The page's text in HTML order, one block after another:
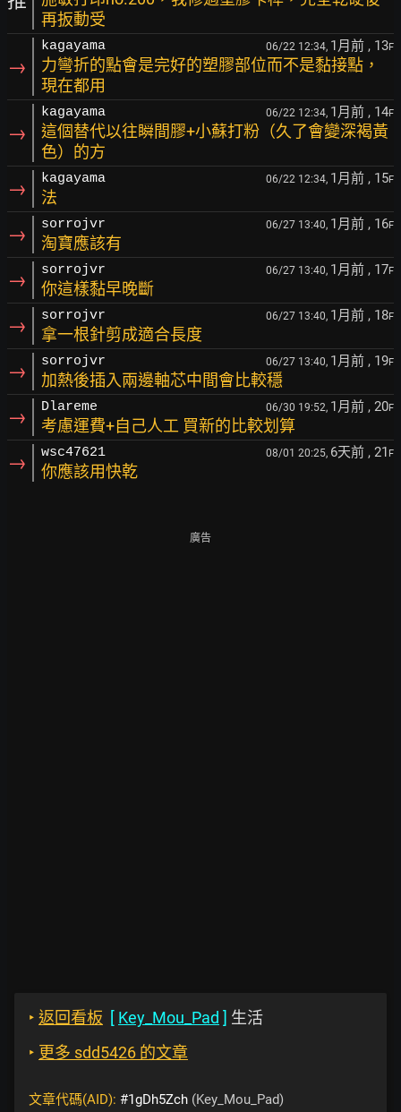
再扳動受
→
kagayama 06/22 12:34, 1月前 , 13F
力彎折的點會是完好的塑膠部位而不是黏接點，
現在都用
→
kagayama 06/22 12:34, 1月前 , 14F
這個替代以往瞬間膠+小蘇打粉（久了會變深褐黃
色）的方
→ kagayama 06/22 12:34, 1月前 , 15F
法
→ sorrojvr 06/27 13:40, 1月前 , 16F
淘寶應該有
→ sorrojvr 06/27 13:40, 1月前 , 17F
你這樣黏早晚斷
→ sorrojvr 06/27 13:40, 1月前 , 18F
拿一根針剪成適合長度
→ sorrojvr 06/27 13:40, 1月前 , 19F
加熱後插入兩邊軸芯中間會比較穩
→ Dlareme 06/30 19:52, 1月前 , 20F
考慮運費+自己人工 買新的比較划算
→ wsc47621 08/01 20:25, 6天前 , 21 F
你應該用快乾
廣告
‣ 返回看板 [ Key_Mou_Pad ] 生活
‣ 更多 sdd5426 的文章
文章代碼(AID): #1gDh5Zch (Key_Mou_Pad)